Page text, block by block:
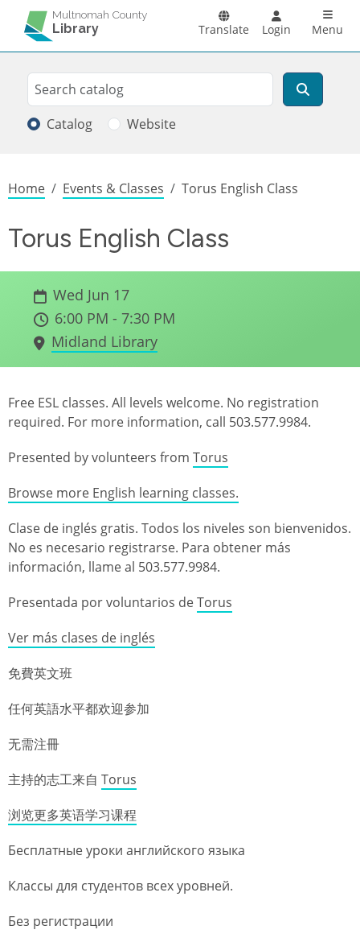
Skip to main content
Multnomah County
Library Translate Login Menu
Search
Search
Catalog Website
Breadcrumb
Home Events & Classes Torus English Class
Torus English Class
Wed Jun 17
6:00 PM - 7:30 PM
Midland Library
Free ESL classes. All levels welcome. No registration
required. For more information, call 503.577.9984.
Presented by volunteers from Torus
Browse more English learning classes.
Clase de inglés gratis. Todos los niveles son bienvenidos.
No es necesario registrarse. Para obtener más
información, llame al 503.577.9984.
Presentada por voluntarios deTorus
Ver más clases de inglés
免費英文班
任何英語水平都欢迎参加
无需注冊
主持的志工来自 Torus
浏览更多英语学习课程
Бесплатные уроки английского языка
Классы для студентов всех уровней.
Без регистрации